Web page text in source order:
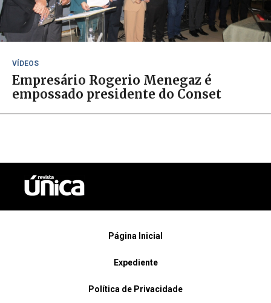
VÍDEOS
Empresário Rogerio Menegaz é
empossado presidente do Conset
Página Inicial
Expediente
Política de Privacidade